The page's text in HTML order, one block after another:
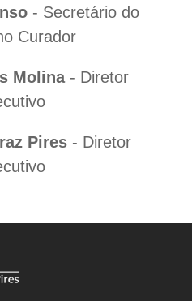
- Secretário do
Curador
Molina- Diretor
Pires- Diretor
Ribeiro Molina
Pires
Arribas
Fernandes